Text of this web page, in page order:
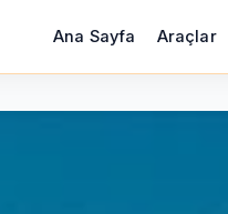
Ana Sayfa Araçlar